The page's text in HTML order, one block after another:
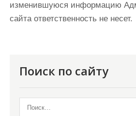
изменившуюся информацию
сайта ответственность не несет.
Поиск по сайту